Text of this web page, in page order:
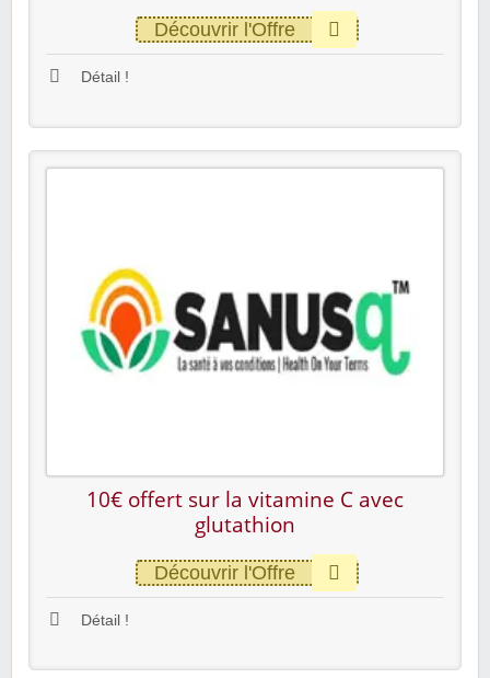
Découvrir l'Offre
Détail !
10€ offert sur la vitamine C avec
glutathion
Découvrir l'Offre
Détail !